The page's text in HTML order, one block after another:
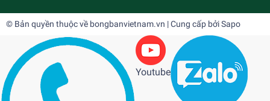
© Bản quyền thuộc về bongbanvietnam.vn | Cung cấp bởiSapo
Youtube